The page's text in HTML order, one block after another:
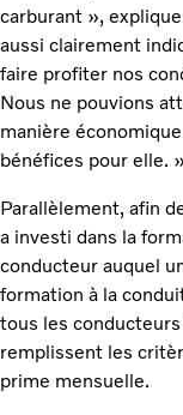
carburant »,
aussi clairement
faire profiter nos
Nous ne pouvions
manière
bénéfices pour elle.
Parallèlement, afin
a investi dans la
conducteur auquel
formation à la
tous les
remplissent les
prime mensuelle.